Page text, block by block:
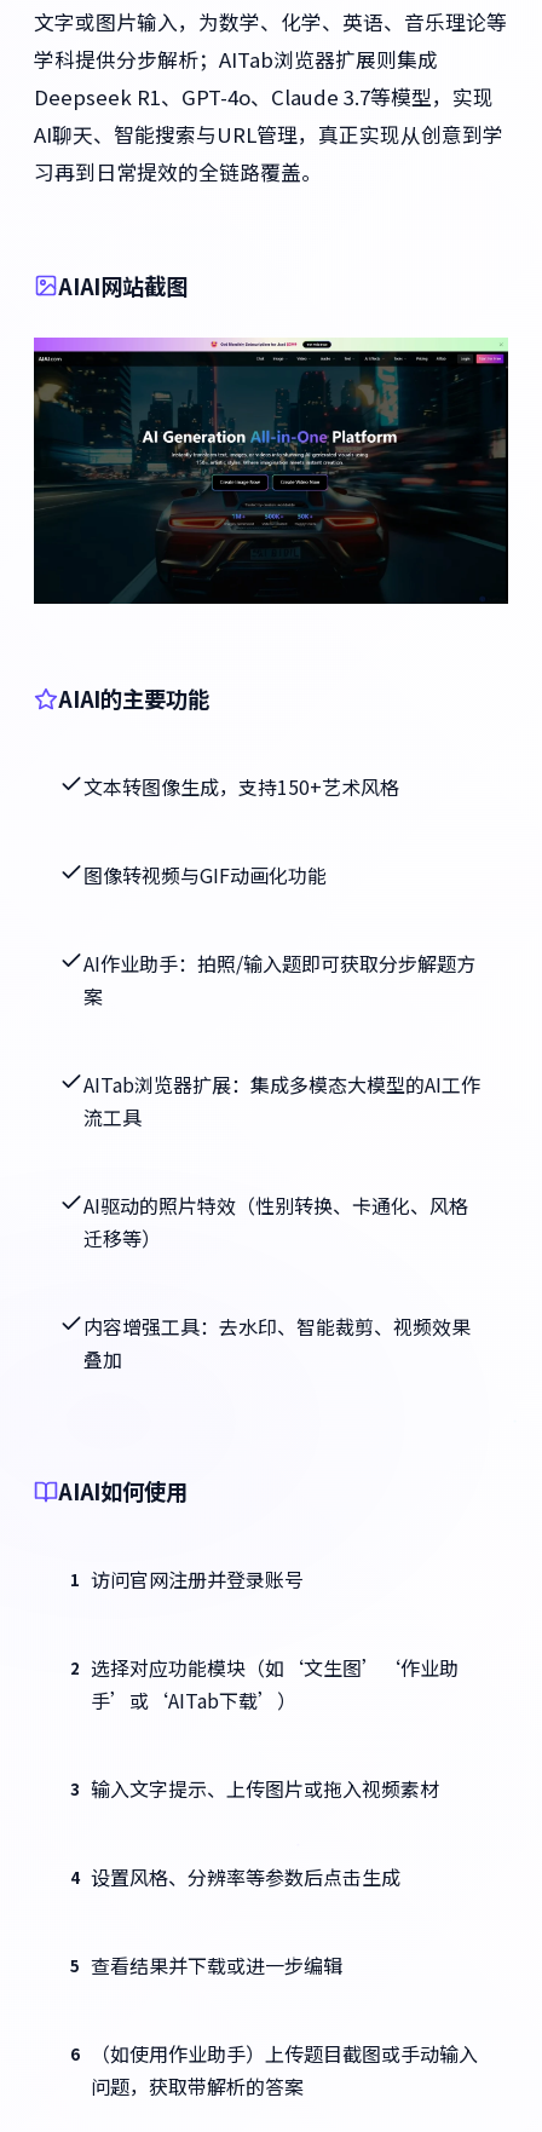
文字或图片输入，为数学、化学、英语、音乐理论等
学科提供分步解析；AITab浏览器扩展则集成
Deepseek R1、GPT-4o、Claude 3.7等模型，实现
AI聊天、智能搜索与URL管理，真正实现从创意到学
习再到日常提效的全链路覆盖。
AIAI网站截图
AIAI的主要功能
文本转图像生成，支持150+艺术风格
图像转视频与GIF动画化功能
AI作业助手：拍照/输入题即可获取分步解题方
案
AITab浏览器扩展：集成多模态大模型的AI工作
流工具
AI驱动的照片特效（性别转换、卡通化、风格
迁移等）
内容增强工具：去水印、智能裁剪、视频效果
叠加
AIAI如何使用
1 访问官网注册并登录账号
2 选择对应功能模块（如‘文生图’‘作业助
手’或‘AITab下载’）
3 输入文字提示、上传图片或拖入视频素材
4 设置风格、分辨率等参数后点击生成
5 查看结果并下载或进一步编辑
6
（如使用作业助手）上传题目截图或手动输入
问题，获取带解析的答案